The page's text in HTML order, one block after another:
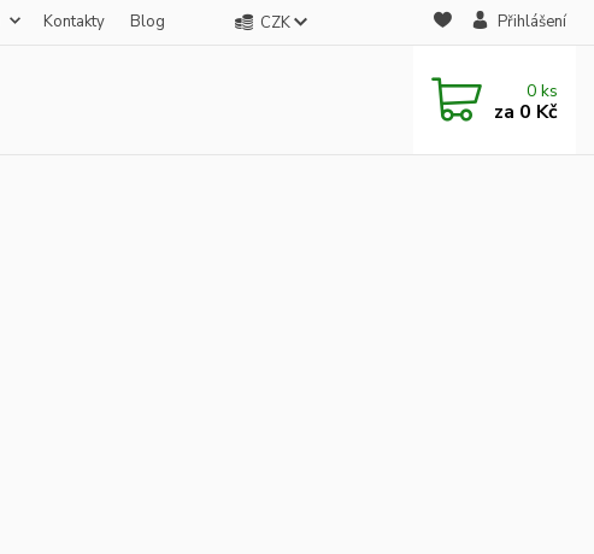
Kontakty Blog CZK Přihlášení
0 ks
za 0 Kč